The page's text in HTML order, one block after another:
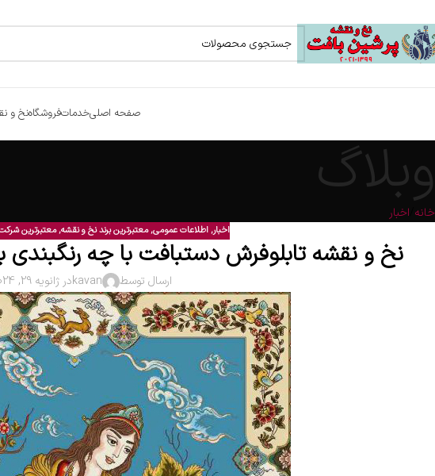
صفحه اصلیخدماتفروشگاهنخ و
وبلاگ
خانه اخبار
اخبار,اطلاعات عمومی,معتبرترین برند نخ و نقشه,معتبرترین
نخ و نقشه تابلوفرش دستبافت با چه رنگبندی
ارسال توسط kavanدر ژانویه 29, 2024